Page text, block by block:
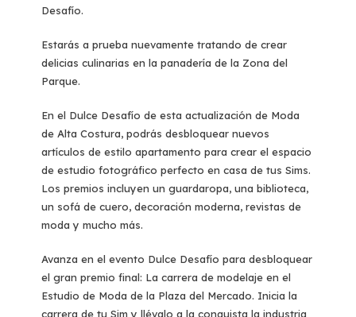
Desafío.
Estarás a prueba nuevamente tratando de crear
delicias culinarias en la panadería de la Zona del
Parque.
En el Dulce Desafío de esta actualización de Moda
de Alta Costura, podrás desbloquear nuevos
artículos de estilo apartamento para crear el espacio
de estudio fotográfico perfecto en casa de tus Sims.
Los premios incluyen un guardaropa, una biblioteca,
un sofá de cuero, decoración moderna, revistas de
moda y mucho más.
Avanza en el evento Dulce Desafío para desbloquear
el gran premio final: La carrera de modelaje en el
Estudio de Moda de la Plaza del Mercado. Inicia la
carrera de tu Sim y llévalo a la conquista la industria